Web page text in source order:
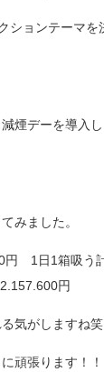
ションテーマを
煙デーを導入
みました。
円 1日1箱吸う
円
気がしますね笑
頑張ります！！